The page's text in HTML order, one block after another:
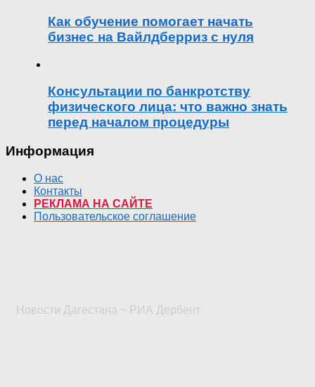
Как обучение помогает начать
бизнес на Вайлдберриз с нуля
Консультации по банкротству
физического лица: что важно знать
перед началом процедуры
Информация
О нас
Контакты
РЕКЛАМА НА САЙТЕ
Пользовательское соглашение
Новости Дагестана ~ РИА Дербент